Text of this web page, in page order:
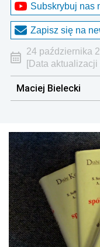
Subskrybuj nas
Zapisz się na
24 października
[Data
Maciej Bielecki